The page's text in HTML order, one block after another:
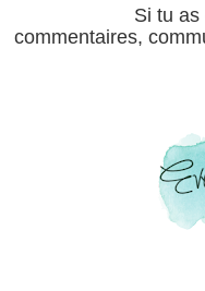
Si tu as
commentaires,